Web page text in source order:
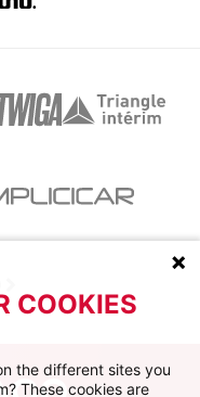
COOKIES
the different sites you
These cookies are